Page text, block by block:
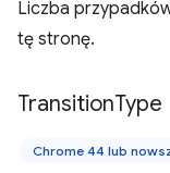
Liczba
tę stronę.
TransitionType
Chrome 44 lub